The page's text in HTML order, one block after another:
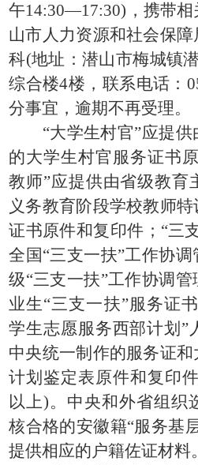
午14:30—17:30)，携带
山市人力资源和社会保
科(地址：潜山市梅城镇
综合楼4楼，联系电话：
分事宜，逾期不再受理。
“大学生村官”应提
的大学生村官服务证书
教师”应提供由省级教育
义务教育阶段学校教师
证书原件和复印件；“三
全国“三支一扶”工作协
级“三支一扶”工作协调
业生“三支一扶”服务证
学生志愿服务西部计划”
中央统一制作的服务证
计划鉴定表原件和复印
以上)。中央和外省组织
核合格的安徽籍“服务基
提供相应的户籍佐证材料。